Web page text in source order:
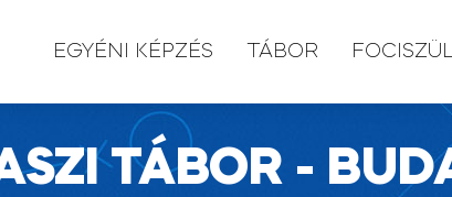
EGYÉNI KÉPZÉS TÁBOR
TÁBOR -